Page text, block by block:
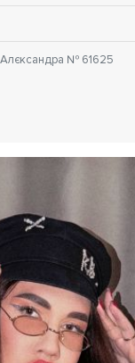
Алєксандра № 61625